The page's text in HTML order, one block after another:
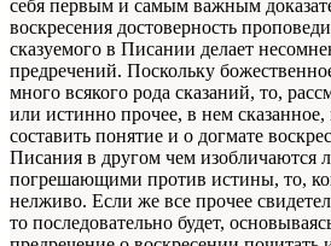
себя первым и самым важным
воскресения достоверность
сказуемого в Писании делает
предречений. Поскольку
много всякого рода сказаний, то,
или истинно прочее, в нем
составить понятие и о догмате
Писания в другом чем изобличаются
погрешающими против истины, то,
нелживо. Если же все прочее
то последовательно будет,